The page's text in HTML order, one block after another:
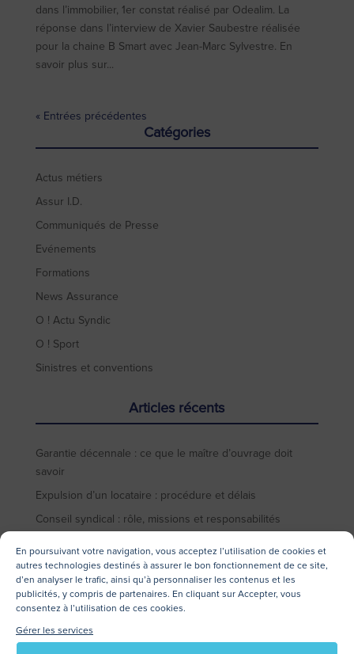
En poursuivant votre navigation, vous acceptez l’utilisation de cookies et
autres technologies destinés à assurer le bon fonctionnement de ce site,
d’en analyser le trafic, ainsi qu’à personnaliser les contenus et les
publicités, y compris de partenaires. En cliquant sur Accepter, vous
consentez à l’utilisation de ces cookies.
Gérer les services
dans l’immobilier, 1er constat réalisé par Odealim. La
réponse dans l’interview de Xavier Saubestre réalisée
pour la chaine B Smart avec Jean-Marc Sylvestre. En
savoir plus sur...
« Entrées précédentes
Catégories
Actus métiers
Assur I.D.
Communiqués de Presse
Evénements
Formations
News Assurance
O ! Actu Syndic
O ! Sport
Sinistres et conventions
Articles récents
Garantie décennale : ce que le maître d’ouvrage doit
savoir
Expulsion d’un locataire : procédure et délais
Conseil syndical : rôle, missions et responsabilités
Assurance PNO : guide pour le propriétaire non occupant
Archives